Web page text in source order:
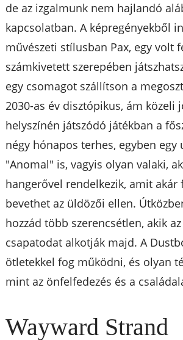
de az izgalmunk nem hajlandó
kapcsolatban. A képregényekből
művészeti stílusban Pax, egy volt
számkivetett szerepében
egy csomagot szállítson a
2030-as év disztópikus, ám közeli
helyszínén játszódó játékban a
négy hónapos terhes, egyben egy
"Anomal" is, vagyis olyan valaki,
hangerővel rendelkezik, amit akár
bevethet az üldözői ellen.
hozzád több szerencsétlen, akik
csapatodat alkotják majd. A
ötletekkel fog működni, és olyan
mint az önfelfedezés és a
Wayward Strand